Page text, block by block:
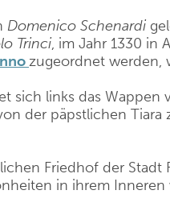
Domenico Schenardi
Trinci, im Jahr 1330 in
zugeordnet werden,
sich links das Wappen
der päpstlichen
Friedhof der Stadt
in ihrem Inneren